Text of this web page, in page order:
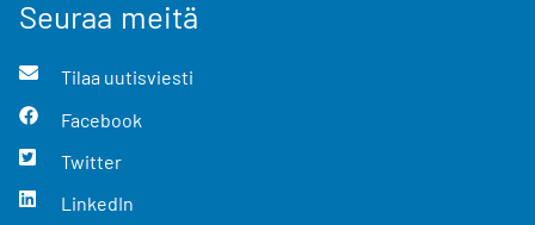
Seuraa meitä
Tilaa uutisviesti
Facebook
Twitter
LinkedIn